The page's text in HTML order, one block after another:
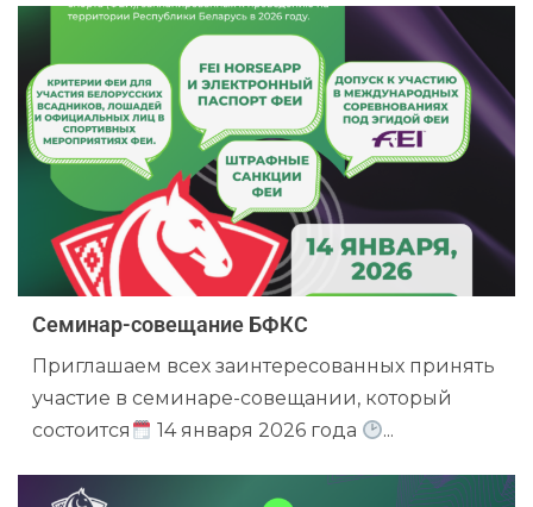
Семинар-совещание БФКС
Приглашаем всех заинтересованных принять
участие в семинаре-совещании, который
состоится
14 января 2026 года ...